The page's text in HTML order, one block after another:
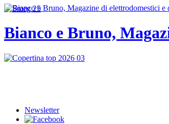
Bianco e Bruno,
Newsletter